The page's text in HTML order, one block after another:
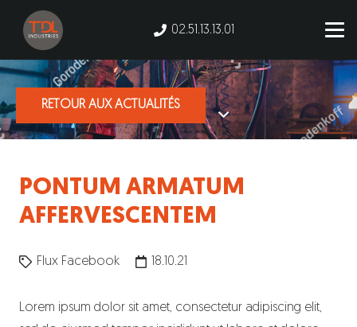
02.51.13.13.01
RETOUR AUX ACTUALITÉS
PONTUM ARMATUM
AFFERVESCENTEM
Flux Facebook 18.10.21
Lorem ipsum dolor sit amet, consectetur adipiscing elit,